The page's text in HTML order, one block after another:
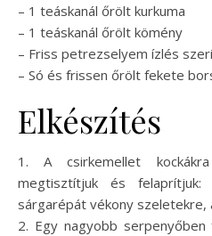
– 1 teáskanál őrölt kurkuma
– 1 teáskanál őrölt kömény
– Friss petrezselyem ízlés
– Só és frissen őrölt fekete
Elkészítés
1. A csirkemellet
megtisztítjuk és felaprítjuk:
sárgarépát vékony szeletekre,
2. Egy nagyobb